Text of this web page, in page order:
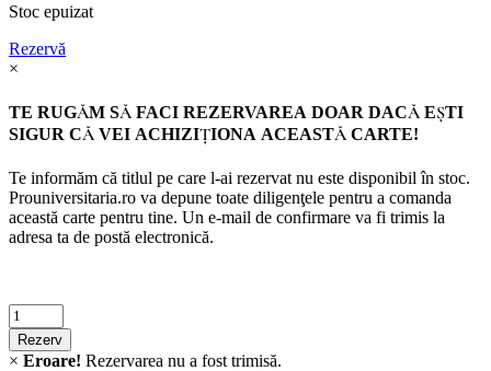
Stoc epuizat
Rezervă
×
TE RUGĂM SĂ FACI REZERVAREA DOAR DACĂ EŞTI
SIGUR CĂ VEI ACHIZIŢIONA ACEASTĂ CARTE!
Te informăm că titlul pe care l-ai rezervat nu este disponibil în stoc.
Prouniversitaria.ro va depune toate diligenţele pentru a comanda
această carte pentru tine. Un e-mail de confirmare va fi trimis la
adresa ta de postă electronică.
Criminalistica
quantity
Rezerv
× Eroare! Rezervarea nu a fost trimisă.